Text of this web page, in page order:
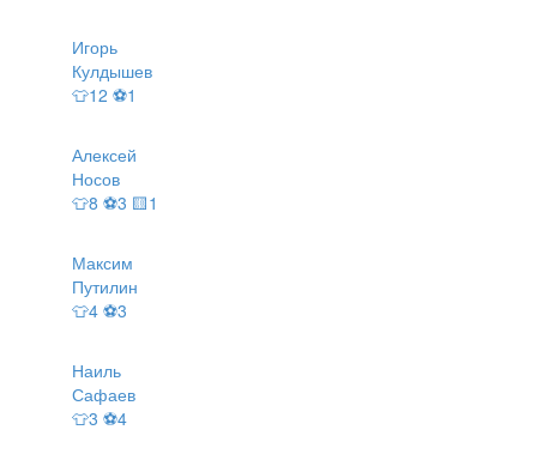
Игорь
Кулдышев
👕12 ⚽1
Алексей
Носов
👕8 ⚽3 🟨1
Максим
Путилин
👕4 ⚽3
Наиль
Сафаев
👕3 ⚽4